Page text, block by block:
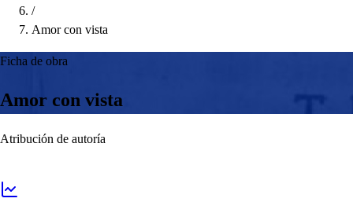
/
Amor con vista
Ficha de obra
Amor con vista
Atribución de autoría